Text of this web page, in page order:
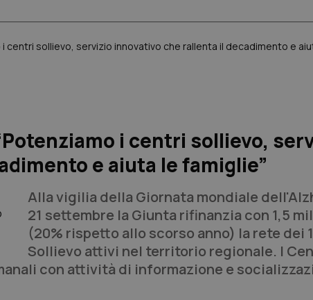
centri sollievo, servizio innovativo che rallenta il decadimento e
i centri sollievo,
e aiuta le famiglie”
Alla vigilia della Giornata mondiale
21 settembre la Giunta rifinanzia con 1,5
(20% rispetto allo scorso anno) la rete dei
Sollievo attivi nel territorio regionale. I
con attività di informazione e